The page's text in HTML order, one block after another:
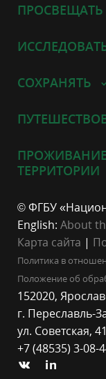
ПРОСВЕЩАТЬ
СОХРАНЯТЬ
ТЕРРИТОРИИ
© ФГБУ
English: About
Карта сайта |
Политика в
Положение об
152020,
г. Переславль-
ул. Советская, 41
+7 (48535) 3-08-